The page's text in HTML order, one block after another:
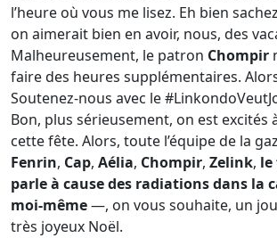
l’heure où vous me lisez. Eh bien
on aimerait bien en avoir, nous, des
Malheureusement, le patron Chompir
faire des heures supplémentaires.
Soutenez-nous avec le
Bon, plus sérieusement, on est excités
cette fête. Alors, toute l’équipe de la
Fenrin, Cap, Aélia, Chompir, Zelink, le
parle à cause des radiations dans la
moi-même—, on vous souhaite, un
très joyeux Noël.